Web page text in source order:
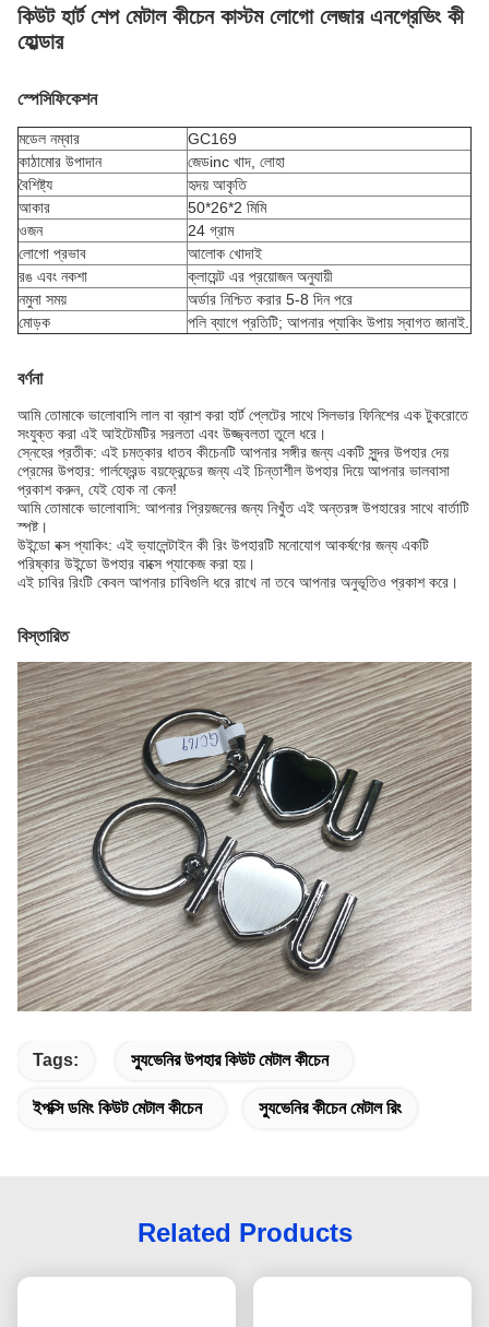
কিউট হার্ট শেপ মেটাল কীচেন কাস্টম লোগো লেজার এনগ্রেভিং কী
হোল্ডার
স্পেসিফিকেশন
মডেল নম্বার
GC169
কাঠামোর উপাদান
জেডinc খাদ, লোহা
বৈশিষ্ট্য
হৃদয় আকৃতি
আকার
50*26*2 মিমি
ওজন
24 গ্রাম
লোগো প্রভাব
আলোক খোদাই
রঙ এবং নকশা
ক্লায়েন্ট এর প্রয়োজন অনুযায়ী
নমুনা সময়
অর্ডার নিশ্চিত করার 5-8 দিন পরে
মোড়ক
পলি ব্যাগে প্রতিটি; আপনার প্যাকিং উপায় স্বাগত জানাই.
বর্ণনা
আমি তোমাকে ভালোবাসি লাল বা ব্রাশ করা হার্ট প্লেটের সাথে সিলভার ফিনিশের এক টুকরোতে
সংযুক্ত করা এই আইটেমটির সরলতা এবং উজ্জ্বলতা তুলে ধরে।
স্নেহের প্রতীক: এই চমত্কার ধাতব কীচেনটি আপনার সঙ্গীর জন্য একটি সুন্দর উপহার দেয়
প্রেমের উপহার: গার্লফ্রেন্ড বয়ফ্রেন্ডের জন্য এই চিন্তাশীল উপহার দিয়ে আপনার ভালবাসা
প্রকাশ করুন, যেই হোক না কেন!
আমি তোমাকে ভালোবাসি: আপনার প্রিয়জনের জন্য নিখুঁত এই অন্তরঙ্গ উপহারের সাথে বার্তাটি
স্পষ্ট।
উইন্ডো বক্স প্যাকিং: এই ভ্যালেন্টাইন কী রিং উপহারটি মনোযোগ আকর্ষণের জন্য একটি
পরিষ্কার উইন্ডো উপহার বাক্সে প্যাকেজ করা হয়।
এই চাবির রিংটি কেবল আপনার চাবিগুলি ধরে রাখে না তবে আপনার অনুভূতিও প্রকাশ করে।
বিস্তারিত
Tags: স্যুভেনির উপহার কিউট মেটাল কীচেন
ইপক্সি ডমিং কিউট মেটাল কীচেন স্যুভেনির কীচেন মেটাল রিং
Related Products